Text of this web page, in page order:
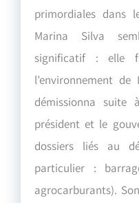
primordiales dans
Marina Silva
significatif : elle
l’environnement
démissionna suite
président et le
dossiers liés au
particulier :
agrocarburants).